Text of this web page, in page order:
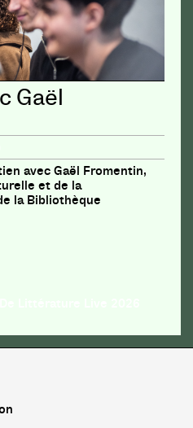
Gaël
avec Gaël Fromentin,
et de la
la Bibliothèque